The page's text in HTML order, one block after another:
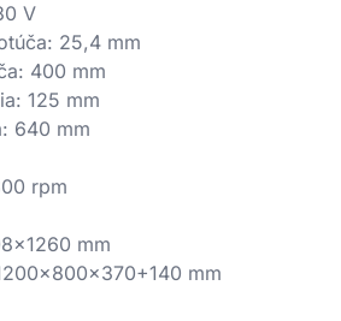
V
25,4 mm
400 mm
125 mm
640 mm
rpm
mm
mm